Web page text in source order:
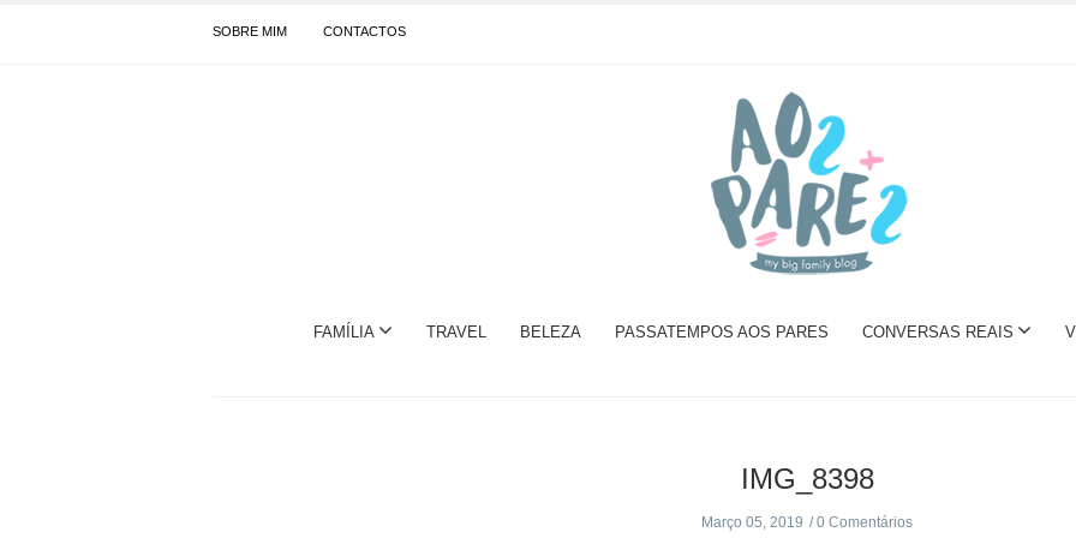
SOBRE MIM CONTACTOS
FAMÍLIA TRAVEL BELEZA PASSATEMPOS AOS PARES CONVERSAS REAIS
IMG_8398
Março 05, 2019 0 Comentários